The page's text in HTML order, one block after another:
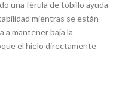
una férula de tobillo ayuda
mientras se están
a mantener baja la
el hielo directamente